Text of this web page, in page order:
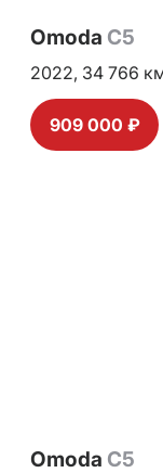
Omoda C5
2022, 34 766
909 000 ₽
Omoda C5